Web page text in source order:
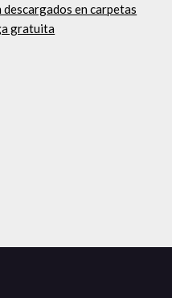
descargados en carpetas
gratuita